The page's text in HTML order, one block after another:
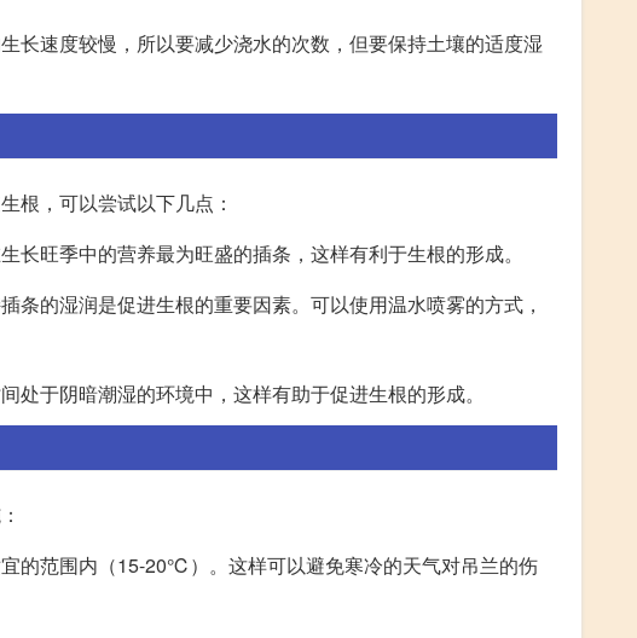
长速度较慢，所以要减少浇水的次数，但要保持土壤的适度湿
根，可以尝试以下几点：
旺季中的营养最为旺盛的插条，这样有利于生根的形成。
的湿润是促进生根的重要因素。可以使用温水喷雾的方式，
于阴暗潮湿的环境中，这样有助于促进生根的形成。
的范围内（15-20℃）。这样可以避免寒冷的天气对吊兰的伤